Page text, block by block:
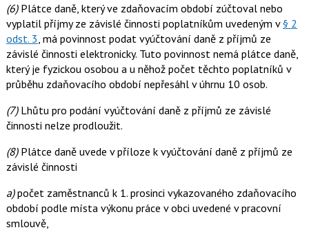
(6)Plátce daně, který ve zdaňovacím období zúčtoval nebo
vyplatil příjmy ze závislé činnosti poplatníkům uvedeným v§ 2
odst. 3 , má povinnost podat vyúčtování daně z příjmů ze
závislé činnosti elektronicky. Tuto povinnost nemá plátce daně,
který je fyzickou osobou a u něhož počet těchto poplatníků v
průběhu zdaňovacího období nepřesáhl v úhrnu 10 osob.
(7)Lhůtu pro podání vyúčtování daně z příjmů ze závislé
činnosti nelze prodloužit.
(8)Plátce daně uvede v příloze k vyúčtování daně z příjmů ze
závislé činnosti
a)počet zaměstnanců k 1. prosinci vykazovaného zdaňovacího
období podle místa výkonu práce v obci uvedené v pracovní
smlouvě,